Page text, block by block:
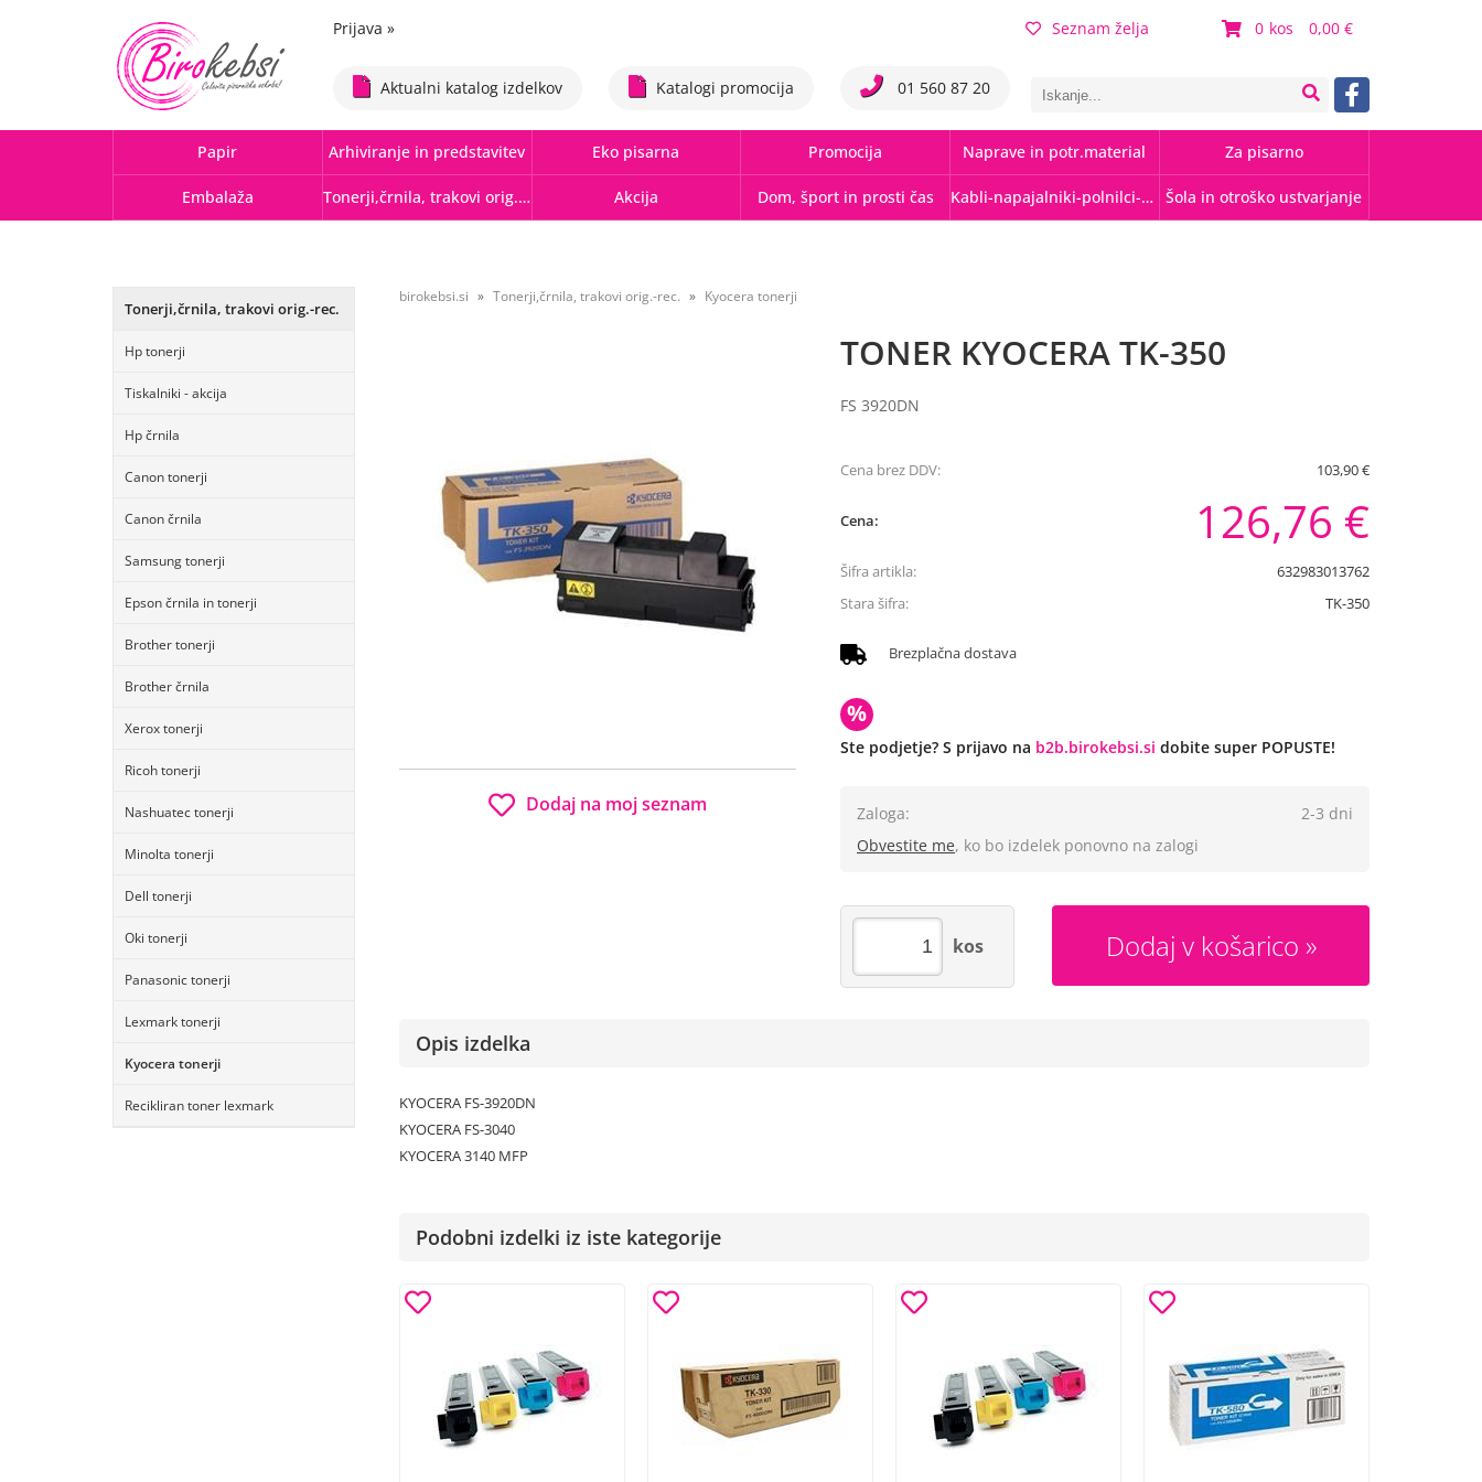
0 0,00
Prijava » Seznam želja
Aktualni katalog izdelkov Katalogi promocija 01 560 87 20
Papir Arhiviranje in predstavitev Eko pisarna Promocija Naprave in potr.material Za pisarno
Embalaža Tonerji,črnila, trakovi orig.-rec. Akcija Dom, šport in prosti čas Kabli-napajalniki-polnilci-hubi Šola in otroško ustvarjanje
Tonerji,črnila, trakovi orig.-rec.
Hp tonerji
Tiskalniki - akcija
Hp črnila
Canon tonerji
Canon črnila
Samsung tonerji
Epson črnila in tonerji
Brother tonerji
Brother črnila
Xerox tonerji
Ricoh tonerji
Nashuatec tonerji
Minolta tonerji
Dell tonerji
Oki tonerji
Panasonic tonerji
Lexmark tonerji
Kyocera tonerji
Recikliran toner lexmark
birokebsi.si Tonerji,črnila, trakovi orig.-rec. Kyocera tonerji
TONER KYOCERA TK-350
FS 3920DN
Dodaj na moj seznam
Cena brez DDV: 103,90 €
Cena: 126,76 €
Šifra artikla:
632983013762
Stara šifra:
TK-350
Brezplačna dostava
%
Ste podjetje? S prijavo na b2b.birokebsi.si dobite super POPUSTE!
Zaloga:
2-3 dni
Obvestite me, ko bo izdelek ponovno na zalogi
Dodaj v košarico
kos
Opis izdelka
KYOCERA FS-3920DN
KYOCERA FS-3040
KYOCERA 3140 MFP
Podobni izdelki iz iste kategorije